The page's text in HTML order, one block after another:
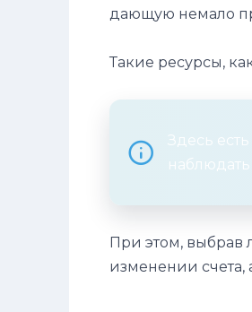
дающую немало
Такие ресурсы,
Здесь
При этом, выбрав
изменении счета,